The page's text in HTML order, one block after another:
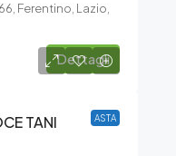
Ferentino, Lazio,
Dettagli
ASTA
TANI